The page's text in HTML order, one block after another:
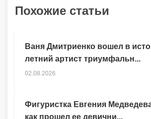
Похожие статьи
Ваня Дмитриенко вошел в
летний артист триумфальн...
02.08.2026
Фигуристка Евгения
как прошел ее девични...